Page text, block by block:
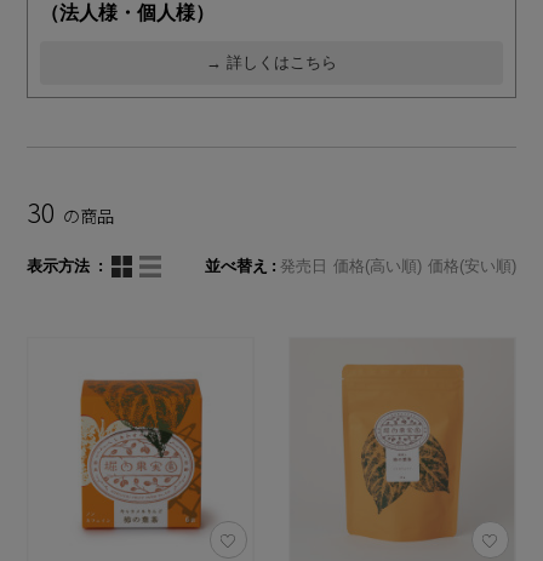
（法人様・個人様）
→ 詳しくはこちら
30 の商品
表示方法 並べ替え 発売日 価格(高い順) 価格(安い順)